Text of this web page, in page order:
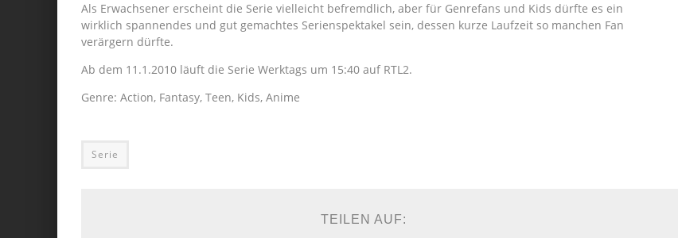
Als Erwachsener erscheint die Serie vielleicht befremdlich, aber für Genrefans und Kids dürfte es ein
wirklich spannendes und gut gemachtes Serienspektakel sein, dessen kurze Laufzeit so manchen Fan
verärgern dürfte.
Ab dem 11.1.2010 läuft die Serie Werktags um 15:40 auf RTL2.
Genre: Action, Fantasy, Teen, Kids, Anime
Serie
TEILEN AUF: